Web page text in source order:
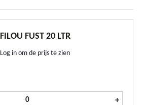
FILOU FUST 20 LTR
Log in om de prijs te zien
Filou fust 20 ltr aantal +